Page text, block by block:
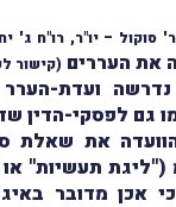
סוקול – יו"ר, רו"ח ג'
את העררים (קישור
ועדת-
גם לפסקי-הדין
את שאלת
תעשיות" או
אכן מדובר